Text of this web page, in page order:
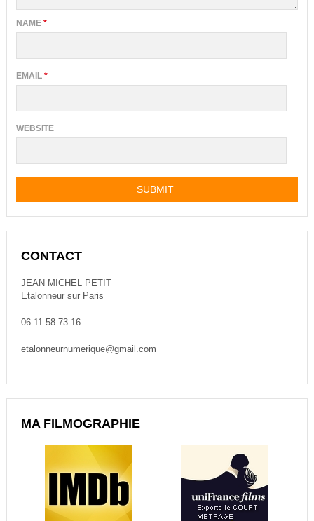
NAME *
EMAIL *
WEBSITE
CONTACT
JEAN MICHEL PETIT
Etalonneur sur Paris
06 11 58 73 16
etalonneurnumerique@gmail.com
MA FILMOGRAPHIE